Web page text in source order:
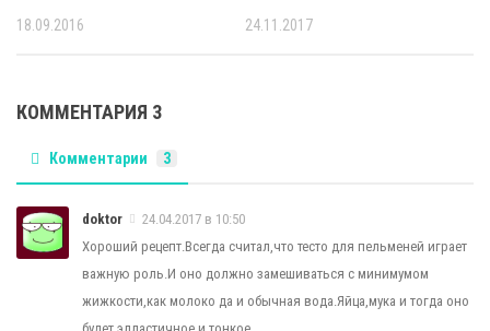
18.09.2016 24.11.2017
КОММЕНТАРИЯ 3
Комментарии 3
doktor
24.04.2017 в 10:50
Хороший рецепт.Всегда считал,что тесто для пельменей играет
важную роль.И оно должно замешиваться с минимумом
жижкости,как молоко да и обычная вода.Яйца,мука и тогда оно